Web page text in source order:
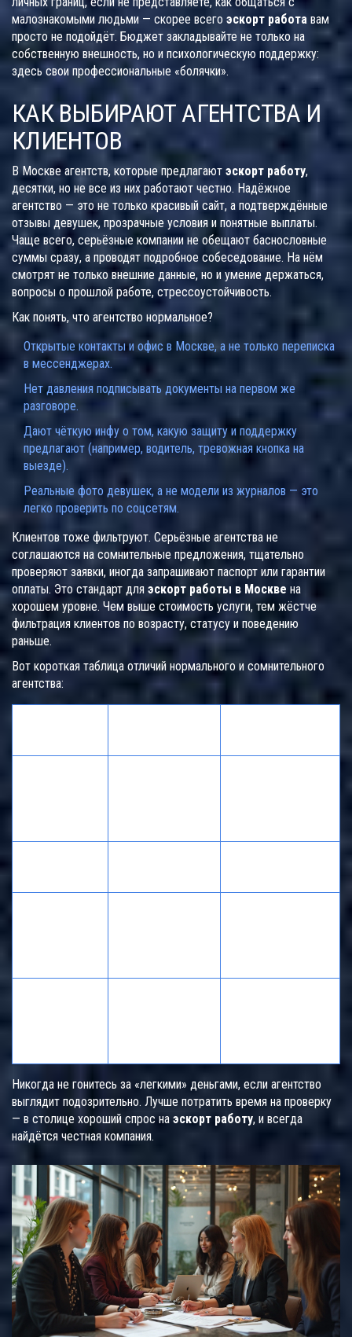
малознакомыми людьми — скорее всего эскорт работа вам
просто не подойдёт. Бюджет закладывайте не только на
собственную внешность, но и психологическую поддержку:
здесь свои профессиональные «болячки».
КАК ВЫБИРАЮТ АГЕНТСТВА И
КЛИЕНТОВ
В Москве агентств, которые предлагают эскорт работу,
десятки, но не все из них работают честно. Надёжное
агентство — это не только красивый сайт, а подтверждённые
отзывы девушек, прозрачные условия и понятные выплаты.
Чаще всего, серьёзные компании не обещают баснословные
суммы сразу, а проводят подробное собеседование. На нём
смотрят не только внешние данные, но и умение держаться,
вопросы о прошлой работе, стрессоустойчивость.
Как понять, что агентство нормальное?
Открытые контакты и офис в Москве, а не только переписка
в мессенджерах.
Нет давления подписывать документы на первом же
разговоре.
Дают чёткую инфу о том, какую защиту и поддержку
предлагают (например, водитель, тревожная кнопка на
выезде).
Реальные фото девушек, а не модели из журналов — это
легко проверить по соцсетям.
Клиентов тоже фильтруют. Серьёзные агентства не
соглашаются на сомнительные предложения, тщательно
проверяют заявки, иногда запрашивают паспорт или гарантии
оплаты. Это стандарт для эскорт работы в Москве на
хорошем уровне. Чем выше стоимость услуги, тем жёстче
фильтрация клиентов по возрасту, статусу и поведению
раньше.
Вот короткая таблица отличий нормального и сомнительного
агентства:
Никогда не гонитесь за «легкими» деньгами, если агентство
выглядит подозрительно. Лучше потратить время на проверку
— в столице хороший спрос на эскорт работу, и всегда
найдётся честная компания.